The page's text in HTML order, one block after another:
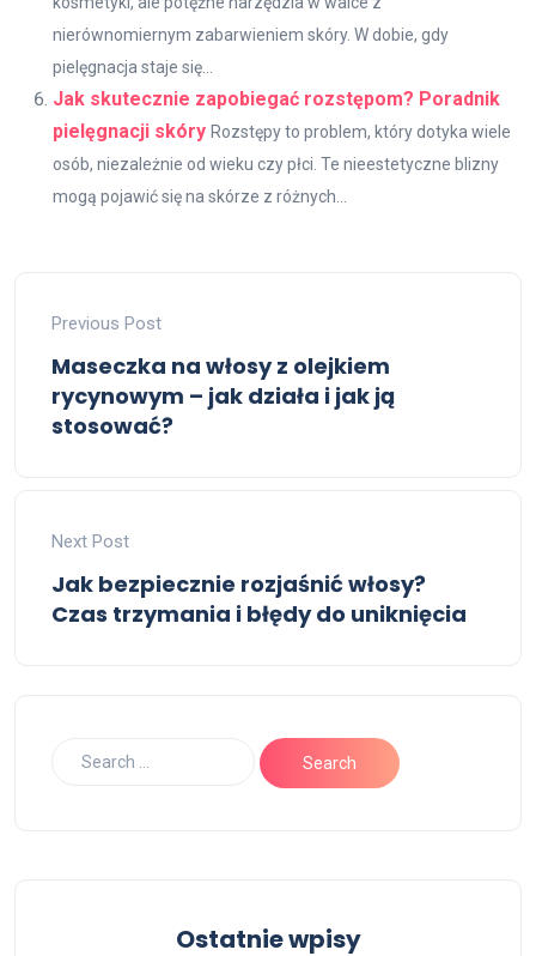
nierównomiernym zabarwieniem skóry. W dobie, gdy
pielęgnacja staje się...
Jak skutecznie zapobiegać rozstępom? Poradnik
pielęgnacji skóry Rozstępy to problem, który dotyka wiele
osób, niezależnie od wieku czy płci. Te nieestetyczne blizny
mogą pojawić się na skórze z różnych...
Previous Post
Maseczka na włosy z olejkiem
rycynowym – jak działa i jak ją
stosować?
Next Post
Jak bezpiecznie rozjaśnić włosy?
Czas trzymania i błędy do uniknięcia
Ostatnie wpisy